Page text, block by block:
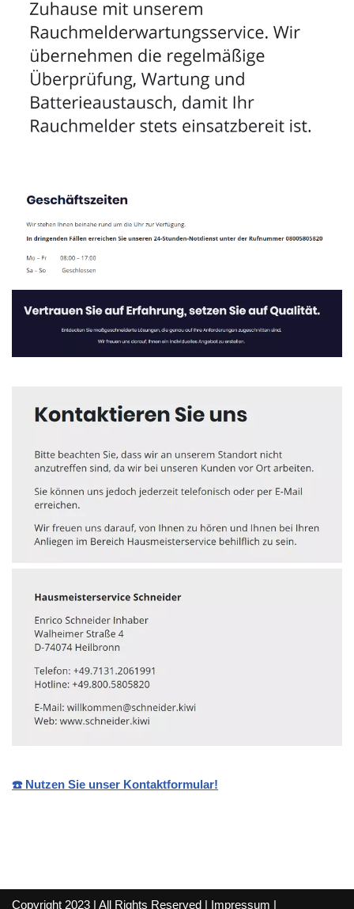
☎️ Nutzen Sie unser Kontaktformular!
Copyright 2023 | All Rights Reserved | Impressum |